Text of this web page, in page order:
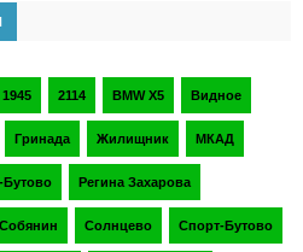
1945 2114 BMW X5 Видное
Гринада Жилищник МКАД
Бутово Регина Захарова
Солнцево Спорт-Бутово